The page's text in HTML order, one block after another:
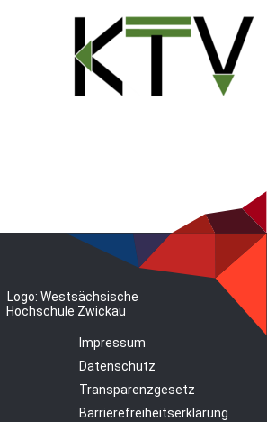
Impressum
Datenschutz
Transparenzgesetz
Barrierefreiheitserklärung